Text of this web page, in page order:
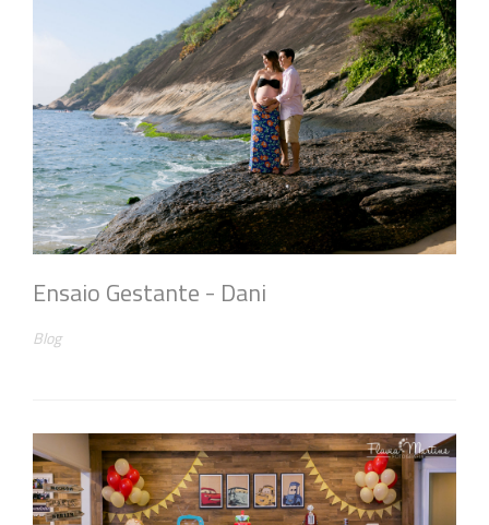
Ensaio Gestante - Dani
Blog